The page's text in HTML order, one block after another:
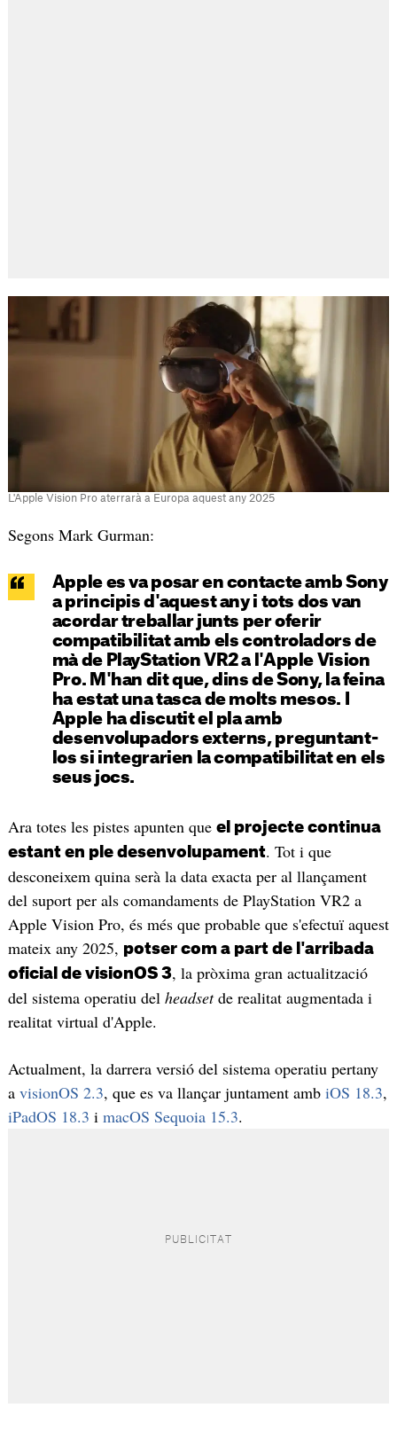
L'Apple Vision Pro aterrarà a Europa aquest any 2025
Segons Mark Gurman:
Apple es va posar en contacte amb Sony
a principis d'aquest any i tots dos van
acordar treballar junts per oferir
compatibilitat amb els controladors de
mà de PlayStation VR2 a l'Apple Vision
Pro. M'han dit que, dins de Sony, la feina
ha estat una tasca de molts mesos. I
Apple ha discutit el pla amb
desenvolupadors externs, preguntant-
los si integrarien la compatibilitat en els
seus jocs.
Ara totes les pistes apunten que el projecte continua
estant en ple desenvolupament. Tot i que
desconeixem quina serà la data exacta per al llançament
del suport per als comandaments de PlayStation VR2 a
Apple Vision Pro, és més que probable que s'efectuï aquest
mateix any 2025, potser com a part de l'arribada
oficial de visionOS 3, la pròxima gran actualització
del sistema operatiu del headsetde realitat augmentada i
realitat virtual d'Apple.
Actualment, la darrera versió del sistema operatiu pertany
a visionOS 2.3, que es va llançar juntament amb iOS 18.3,
iPadOS 18.3 i macOS Sequoia 15.3.